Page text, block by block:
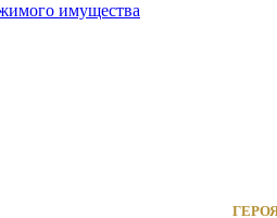
имущества